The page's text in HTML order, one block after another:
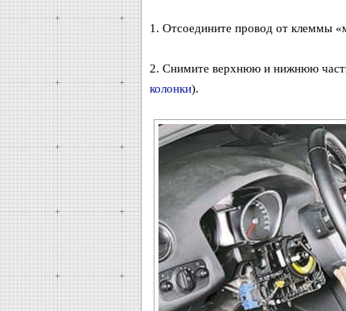
1. Отсоедините провод от клеммы
2. Снимите верхнюю и нижнюю
колонки).